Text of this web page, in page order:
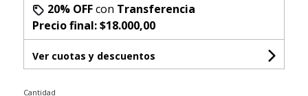
20% OFFcon Transferencia
Precio final:$18.000,00
Ver cuotas y descuentos
Cantidad